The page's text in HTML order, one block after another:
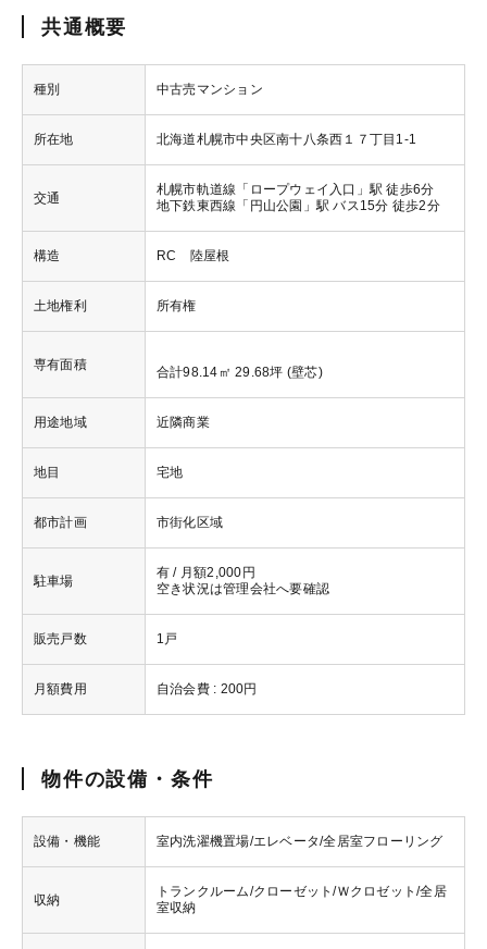
共通概要
種別 中古売マンション
所在地 北海道札幌市中央区南十八条西１７丁目1-1
交通
札幌市軌道線「ロープウェイ入口」駅 徒歩6分
地下鉄東西線「円山公園」駅 バス15分 徒歩2分
構造 RC 陸屋根
土地権利 所有権
専有面積
合計98.14㎡ 29.68坪 (壁芯)
用途地域 近隣商業
地目 宅地
都市計画 市街化区域
駐車場
有 / 月額2,000円
空き状況は管理会社へ要確認
販売戸数 1戸
月額費用 自治会費 : 200円
物件の設備・条件
設備・機能 室内洗濯機置場/エレベータ/全居室フローリング
収納
トランクルーム/クローゼット/Ｗクロゼット/全居
室収納